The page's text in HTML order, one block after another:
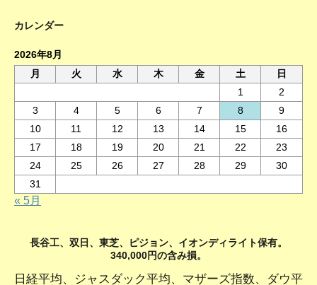
カレンダー
2026年8月
月
火 水 木 金 土
日
1
2
3
4 5 6 7 8
9
10
11 12 13 14 15
16
17
18 19 20 21 22
23
24
25 26 27 28 29
30
31
« 5月
長谷工、双日、東芝、ピジョン、イオンディライト保有。
340,000円の含み損。
日経平均、ジャスダック平均、マザーズ指数、ダウ平